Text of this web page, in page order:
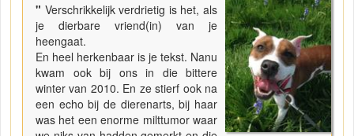
" Verschrikkelijk verdrietig is het, als
je dierbare vriend(in) van je
heengaat.
En heel herkenbaar is je tekst. Nanu
kwam ook bij ons in die bittere
winter van 2010. En ze stierf ook na
een echo bij de dierenarts, bij haar
was het een enorme milttumor waar